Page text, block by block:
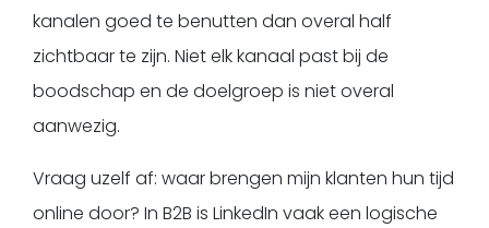
kanalen goed te benutten dan overal half
zichtbaar te zijn. Niet elk kanaal past bij de
boodschap en de doelgroep is niet overal
aanwezig.
Vraag uzelf af: waar brengen mijn klanten hun tijd
online door? In B2B is LinkedIn vaak een logische